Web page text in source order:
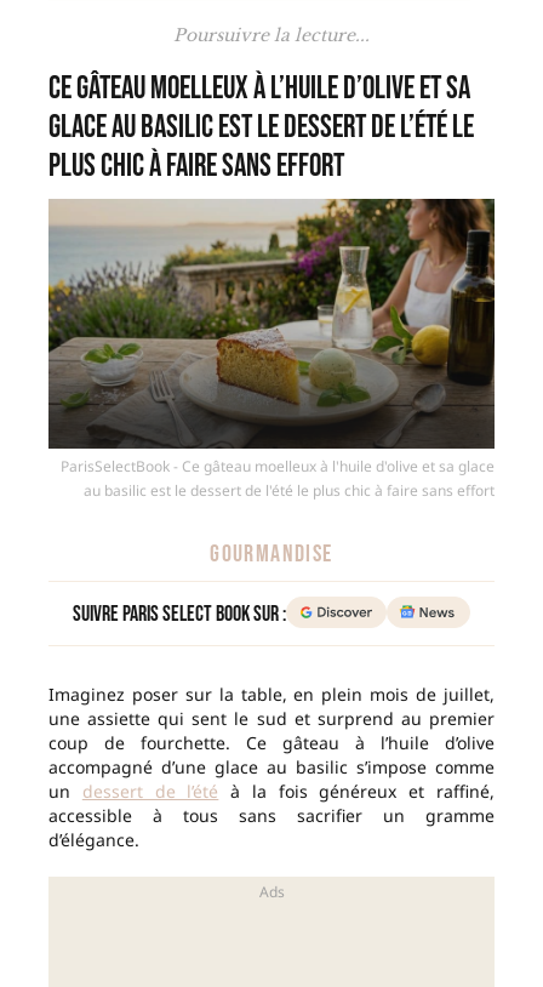
Poursuivre la lecture...
Ce gâteau moelleux à l’huile d’olive et sa
glace au basilic est le dessert de l’été le
plus chic à faire sans effort
ParisSelectBook - Ce gâteau moelleux à l'huile d'olive et sa glace
au basilic est le dessert de l'été le plus chic à faire sans effort
GOURMANDISE
Suivre Paris Select Book sur :
Imaginez poser sur la table, en plein mois de juillet,
une assiette qui sent le sud et surprend au premier
coup de fourchette. Ce gâteau à l’huile d’olive
accompagné d’une glace au basilic s’impose comme
un dessert de l’été à la fois généreux et raffiné,
accessible à tous sans sacrifier un gramme
d’élégance.